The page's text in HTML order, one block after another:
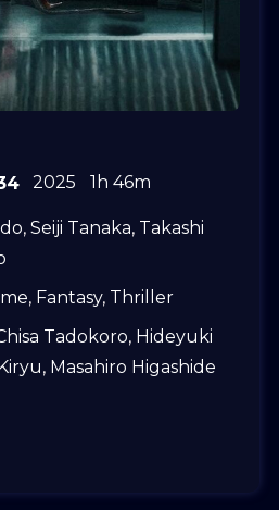
2025 1h 46m
, Seiji Tanaka, Takashi
, Fantasy, Thriller
Tadokoro, Hideyuki
, Masahiro Higashide